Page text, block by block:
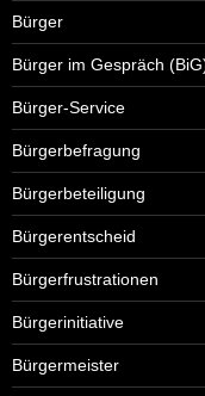
Bürger
Bürger im Gespräch
Bürger-Service
Bürgerbefragung
Bürgerbeteiligung
Bürgerentscheid
Bürgerfrustrationen
Bürgerinitiative
Bürgermeister